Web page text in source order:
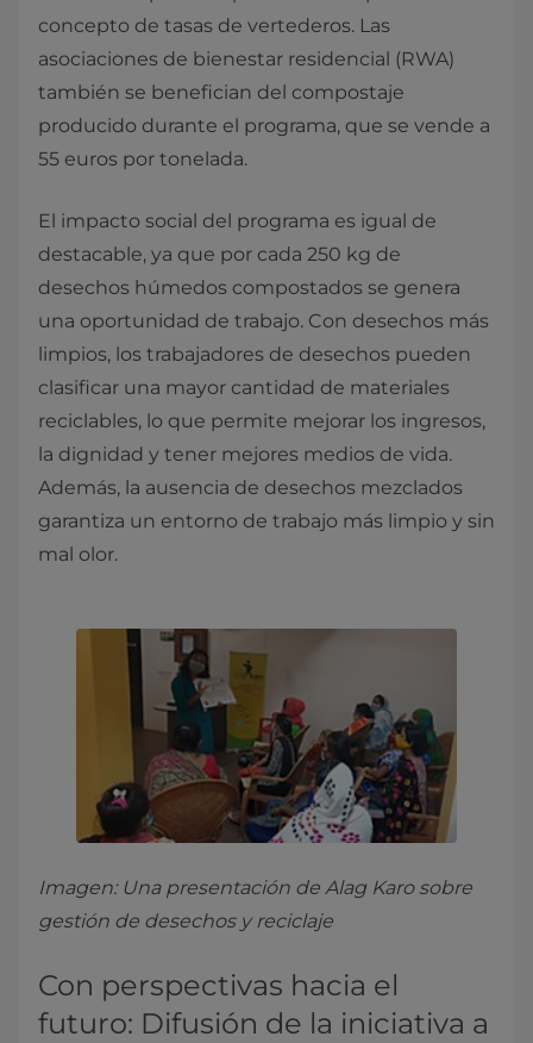
concepto de tasas de vertederos. Las
asociaciones de bienestar residencial (RWA)
también se benefician del compostaje
producido durante el programa, que se vende a
55 euros por tonelada.
El impacto social del programa es igual de
destacable, ya que por cada 250 kg de
desechos húmedos compostados se genera
una oportunidad de trabajo. Con desechos más
limpios, los trabajadores de desechos pueden
clasificar una mayor cantidad de materiales
reciclables, lo que permite mejorar los ingresos,
la dignidad y tener mejores medios de vida.
Además, la ausencia de desechos mezclados
garantiza un entorno de trabajo más limpio y sin
mal olor.
Imagen: Una presentación de Alag Karo sobre
gestión de desechos y reciclaje
Con perspectivas hacia el
futuro: Difusión de la iniciativa a